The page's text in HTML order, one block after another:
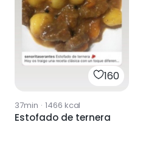
160
37min · 1466 kcal
Estofado de ternera